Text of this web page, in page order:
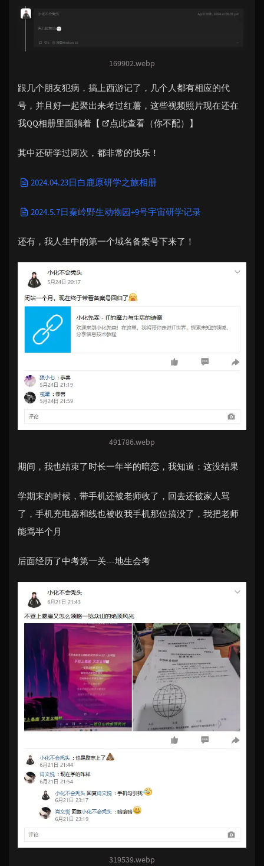
169902.webp
跟几个朋友犯病，搞上西游记了，几个人都有相应的代
号，并且好一起聚出来考过红薯，这些视频照片现在还在
我QQ相册里面躺着【
点此查看（你不配） 】
其中还研学过两次，都非常的快乐！
2024.04.23日白鹿原研学之旅相册
2024.5.7日秦岭野生动物园+9号宇宙研学记录
还有，我人生中的第一个域名备案号下来了！
491786.webp
期间，我也结束了时长一年半的暗恋，我知道：这没结果
学期末的时候，带手机还被老师收了，回去还被家人骂
了，手机充电器和线也被收我手机那位搞没了，我把老师
能骂半个月
后面经历了中考第一关---地生会考
319539.webp